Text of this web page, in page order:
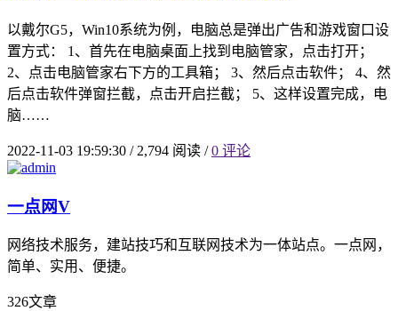
以戴尔G5，Win10系统为例，电脑总是弹出广告和游戏窗口设
置方式： 1、首先在电脑桌面上找到电脑管家，点击打开；
2、点击电脑管家右下方的工具箱； 3、然后点击软件； 4、然
后点击软件弹窗拦截，点击开启拦截； 5、这样设置完成，电
脑……
2022-11-03 19:59:30 /2,794 阅读 / 0 评论
一点网V
网络技术服务，建站技巧和互联网技术为一体站点。一点网，
简单、实用、便捷。
326文章